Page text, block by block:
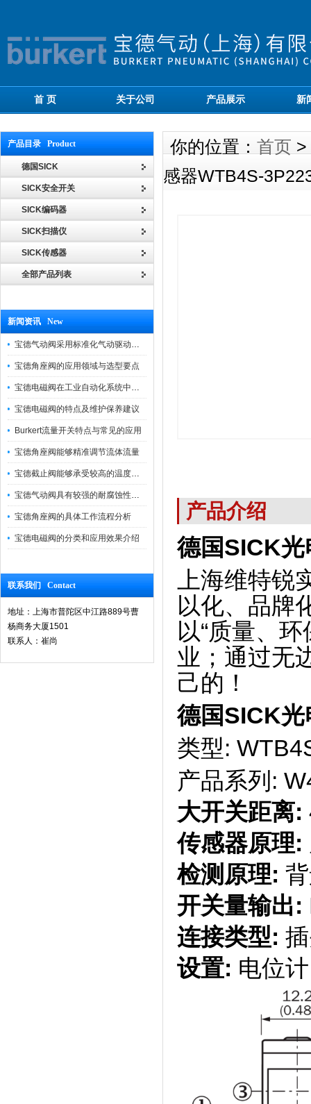
首 页 关于公司 产品展示 新
产品目录 Product
德国SICK
SICK安全开关
SICK编码器
SICK扫描仪
SICK传感器
全部产品列表
新闻资讯 New
宝德气动阀采用标准化气动驱动设计，可匹配各类工业气源工况
宝德角座阀的应用领域与选型要点
宝德电磁阀在工业自动化系统中的作用
宝德电磁阀的特点及维护保养建议
Burkert流量开关特点与常见的应用
宝德角座阀能够精准调节流体流量
宝德截止阀能够承受较高的温度和压力
宝德气动阀具有较强的耐腐蚀性和抗震性
宝德角座阀的具体工作流程分析
宝德电磁阀的分类和应用效果介绍
联系我们 Contact
地址：上海市普陀区中江路889号曹
杨商务大厦1501
联系人：崔尚
你的位置： 首页 >
感器WTB4S-
产品介绍
德国SICK
上海维特
以化、品牌
以“质量、
业；通过无
己的！
德国SICK
类型:
产品系列
大开关距离:
传感器原理:
检测原理:
开关量输出:
连接类型:
设置: 电位